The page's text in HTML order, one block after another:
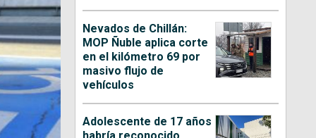
Nevados de Chillán:
MOP Ñuble aplica corte
en el kilómetro 69 por
masivo flujo de
vehículos
Adolescente de 17 años